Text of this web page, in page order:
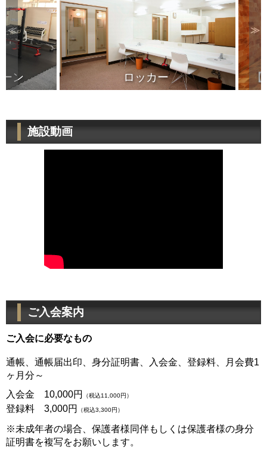
ロッカー 【全国初
≪ ≫
施設動画
ご入会案内
ご入会に必要なもの
通帳、通帳届出印、身分証明書、入会金、登録料、月会費1
ヶ月分～
入会金 10,000円
（税込11,000円）
登録料 3,000円 （税込3,300円）
※未成年者の場合、保護者様同伴もしくは保護者様の身分
証明書を複写をお願いします。